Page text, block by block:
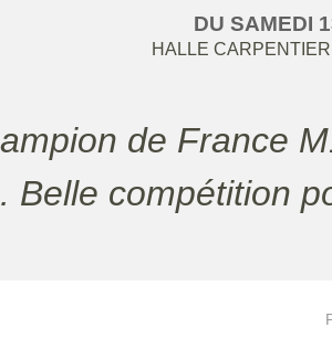
DU SAMEDI
HALLE
. Belle compétition